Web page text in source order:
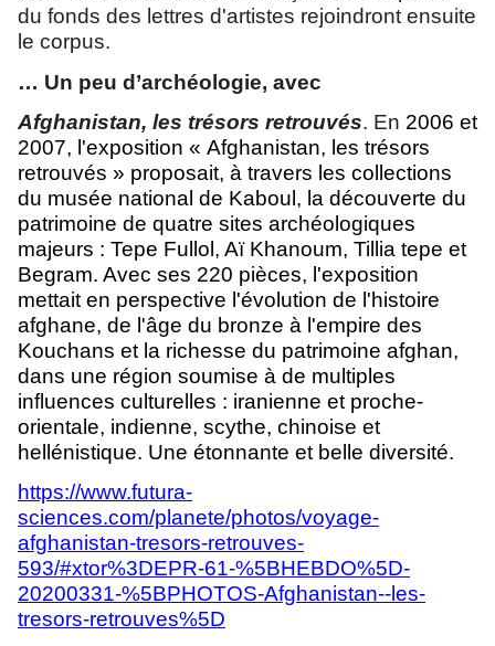
du fonds des lettres d'artistes rejoindront ensuite
le corpus.
… Un peu d’archéologie, avec
Afghanistan, les trésors retrouvés. En 2006 et
2007, l'exposition « Afghanistan, les trésors
retrouvés » proposait, à travers les collections
du musée national de Kaboul, la découverte du
patrimoine de quatre sites archéologiques
majeurs : Tepe Fullol, Aï Khanoum, Tillia tepe et
Begram. Avec ses 220 pièces, l'exposition
mettait en perspective l'évolution de l'histoire
afghane, de l'âge du bronze à l'empire des
Kouchans et la richesse du patrimoine afghan,
dans une région soumise à de multiples
influences culturelles : iranienne et proche-
orientale, indienne, scythe, chinoise et
hellénistique. Une étonnante et belle diversité.
https://www.futura-
sciences.com/planete/photos/voyage-
afghanistan-tresors-retrouves-
593/#xtor%3DEPR-61-%5BHEBDO%5D-
20200331-%5BPHOTOS-Afghanistan--les-
tresors-retrouves%5D